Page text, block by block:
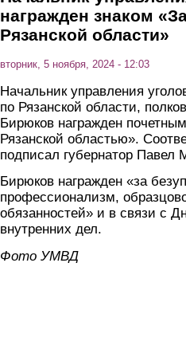
награжден знаком
Рязанской области»
вторник, 5 ноября, 2024 - 12:03
Начальник управления
по Рязанской области,
Бирюков награжден
Рязанской областью».
подписал губернатор Павел
Бирюков награжден «за
профессионализм,
обязанностей» и в связи с
внутренних дел.
Фото УМВД